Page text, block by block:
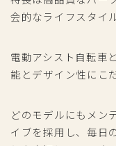
会的なライフスタイ
電動アシスト自転車
能とデザイン性にこ
どのモデルにもメン
イブを採用し、毎日